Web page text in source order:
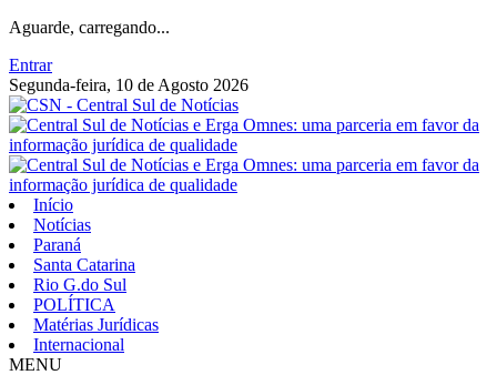
Aguarde, carregando...
Entrar
Segunda-feira, 10 de Agosto 2026
Início
Notícias
Paraná
Santa Catarina
Rio G.do Sul
POLÍTICA
Matérias Jurídicas
Internacional
MENU